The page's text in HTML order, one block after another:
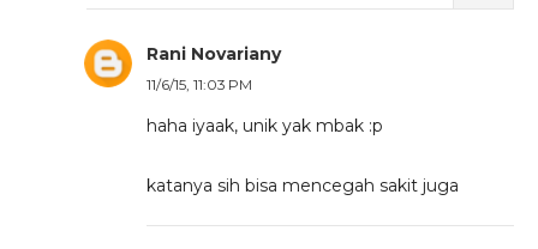
Rani Novariany
11/6/15, 11:03 PM
haha iyaak, unik yak mbak :p
katanya sih bisa mencegah sakit juga